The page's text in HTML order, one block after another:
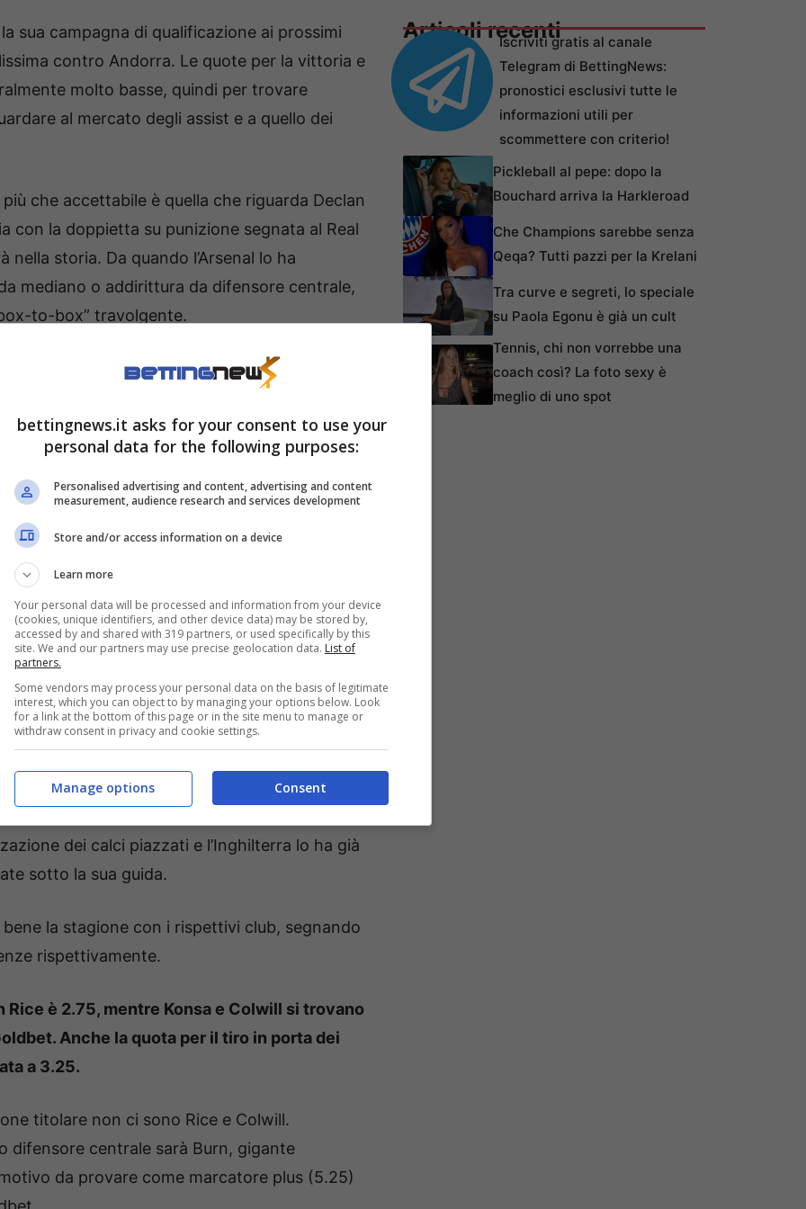
sua campagna di qualificazione ai prossimi
contro Andorra. Le quote per la vittoria e
molto basse, quindi per trovare
al mercato degli assist e a quello dei
che accettabile è quella che riguarda Declan
con la doppietta su punizione segnata al Real
storia. Da quando l’Arsenal lo ha
mediano o addirittura da difensore centrale,
to-box” travolgente.
mentre aveva totalizzato 20
League con il West Ham, con l’Arsenal è
del contributo offensivo era prevedibile
che anche la sua carriera con l’Inghilterra
39 partite a tre gol e quattro assist in 25 –
un giocatore più completo.
ai calci piazzati
due partite con Tuchel a marzo, giocando
Come non abbia segnato contro
da distanza ravvicinata respinte
segni più volte, vale la pena puntare sui
possibili marcatori. La nazionale dei Tre
molti angoli e calci piazzati in suo
dei calci piazzati e l’Inghilterra lo ha già
sotto la sua guida.
la stagione con i rispettivi club, segnando
rispettivamente.
Rice è 2.75, mentre Konsa e Colwill si trovano
Anche la quota per il tiro in porta dei
a 3.25.
titolare non ci sono Rice e Colwill.
difensore centrale sarà Burn, gigante
da provare come marcatore plus (5.25)
Articoli recentiIscriviti gratis al canale
Telegram di BettingNews:
pronostici esclusivi tutte le
informazioni utili per
scommettere con criterio!
Pickleball al pepe: dopo la
Bouchard arriva la Harkleroad
Che Champions sarebbe senza
Qeqa? Tutti pazzi per la Krelani
Tra curve e segreti, lo speciale
su Paola Egonu è già un cult
Tennis, chi non vorrebbe una
coach così? La foto sexy è
meglio di uno spot
bettingnews.it asks for your consent to use your
personal data for the following purposes:
Personalised advertising and content, advertising and content
measurement, audience research and services development
Store and/or access information on a device
Learn more
Your personal data will be processed and information from your device
(cookies, unique identifiers, and other device data) may be stored by,
accessed by and shared with 319 partners, or used specifically by this
site. We and our partners may use precise geolocation data. List of
partners.
Some vendors may process your personal data on the basis of legitimate
interest, which you can object to by managing your options below. Look
for a link at the bottom of this page or in the site menu to manage or
withdraw consent in privacy and cookie settings.
Consent
Manage options